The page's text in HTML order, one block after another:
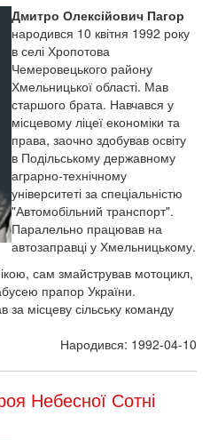
Дмитро Олексійович Пагор
народився 10 квітня 1992 року
в селі Хропотова
Чемеровецького району
Хмельницької області. Мав
старшого брата. Навчався у
місцевому ліцеї економіки та
права, заочно здобував освіту
в Подільському державному
аграрно-технічному
університеті за спеціальністю
"Автомобільний транспорт".
Паралельно працював на
автозаправці у Хмельницькому.
сам змайстрував мотоцикл,
прапор України.
місцеву сільську команду
Народився: 1992-04-10
Небесної Сотні